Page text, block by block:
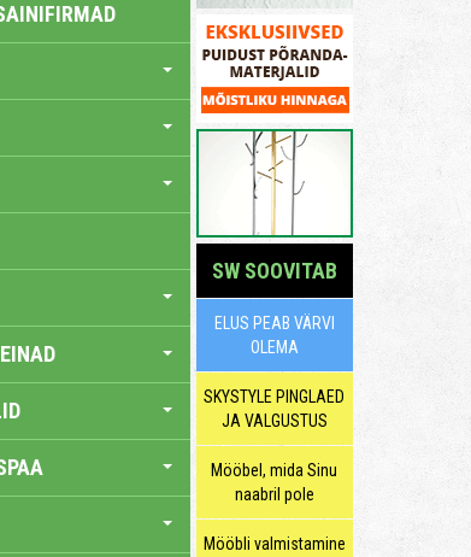
SW SOOVITAB
ELUS PEAB VÄRVI
OLEMA
SKYSTYLE PINGLAED
JA VALGUSTUS
Mööbel, mida Sinu
naabril pole
Mööbli valmistamine